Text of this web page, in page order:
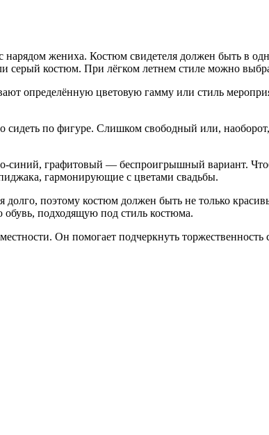
нарядом жениха. Костюм свидетеля должен быть в
серый костюм. При лёгком летнем стиле можно
определённую цветовую гамму или стиль
по фигуре. Слишком свободный или,
графитовый — беспроигрышный вариант.
гармонирующие с цветами свадьбы.
долго, поэтому костюм должен быть не только
подходящую под стиль костюма.
Он помогает подчеркнуть